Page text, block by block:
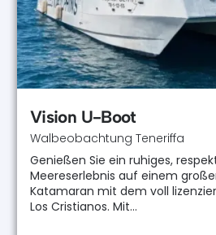
Vision U-Boot
Walbeobachtung Teneriffa
Genießen Sie ein ruhiges,
Meereserlebnis auf einem
Katamaran mit dem voll
Los Cristianos. Mit…